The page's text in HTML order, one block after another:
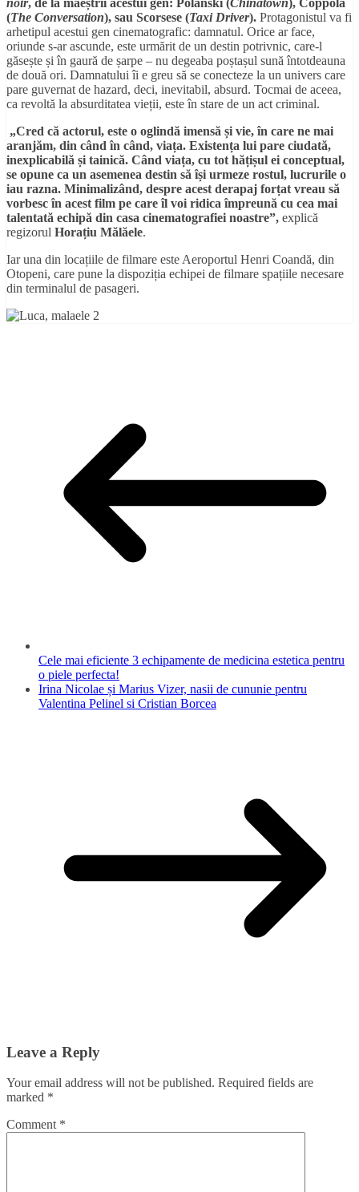
(The Conversation), sau Scorsese (Taxi Driver). Protagonistul va fi
arhetipul acestui gen cinematografic: damnatul. Orice ar face,
oriunde s-ar ascunde, este urmărit de un destin potrivnic, care-l
găsește și în gaură de șarpe – nu degeaba poștașul sună întotdeauna
de două ori. Damnatului îi e greu să se conecteze la un univers care
pare guvernat de hazard, deci, inevitabil, absurd. Tocmai de aceea,
ca revoltă la absurditatea vieții, este în stare de un act criminal.
„Cred că actorul, este o oglindă imensă și vie, în care ne mai
aranjăm, din când în când, viața. Existența lui pare ciudată,
inexplicabilă și tainică. Când viața, cu tot hățișul ei conceptual,
se opune ca un asemenea destin să își urmeze rostul, lucrurile o
iau razna. Minimalizând, despre acest derapaj forțat vreau să
vorbesc în acest film pe care îl voi ridica împreună cu cea mai
talentată echipă din casa cinematografiei noastre”, explică
regizorul Horațiu Mălăele.
Iar una din locațiile de filmare este Aeroportul Henri Coandă, din
Otopeni, care pune la dispoziția echipei de filmare spațiile necesare
din terminalul de pasageri.
Cele mai eficiente 3 echipamente de medicina estetica pentru
o piele perfecta!
Irina Nicolae și Marius Vizer, nasii de cununie pentru
Valentina Pelinel si Cristian Borcea
Leave a Reply
Your email address will not be published. Required fields are
marked *
Comment *